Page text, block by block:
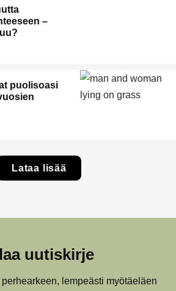
–
puolisoasi
Lataa lisää
uutiskirje
lempeästi myötäeläen